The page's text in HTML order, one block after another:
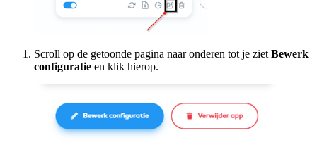
Scroll op de getoonde pagina naar onderen tot je ziet Bewerk
configuratie en klik hierop.